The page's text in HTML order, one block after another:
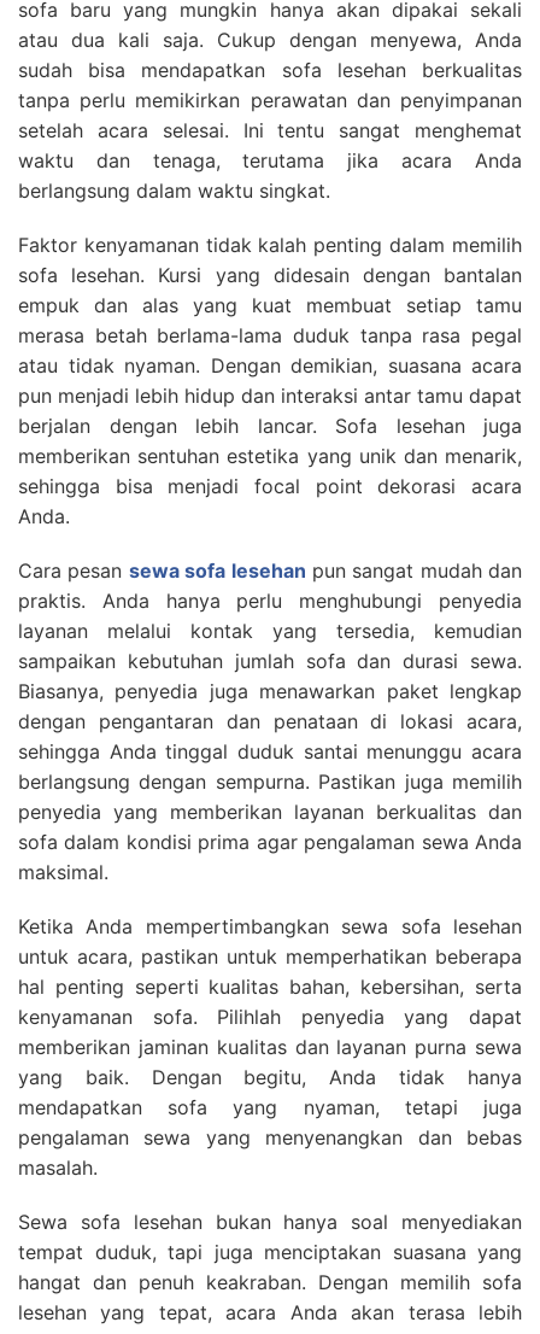
sofa baru yang mungkin hanya akan dipakai sekali
atau dua kali saja. Cukup dengan menyewa, Anda
sudah bisa mendapatkan sofa lesehan berkualitas
tanpa perlu memikirkan perawatan dan penyimpanan
setelah acara selesai. Ini tentu sangat menghemat
waktu dan tenaga, terutama jika acara Anda
berlangsung dalam waktu singkat.
Faktor kenyamanan tidak kalah penting dalam memilih
sofa lesehan. Kursi yang didesain dengan bantalan
empuk dan alas yang kuat membuat setiap tamu
merasa betah berlama-lama duduk tanpa rasa pegal
atau tidak nyaman. Dengan demikian, suasana acara
pun menjadi lebih hidup dan interaksi antar tamu dapat
berjalan dengan lebih lancar. Sofa lesehan juga
memberikan sentuhan estetika yang unik dan menarik,
sehingga bisa menjadi focal point dekorasi acara
Anda.
Cara pesan sewa sofa lesehan pun sangat mudah dan
praktis. Anda hanya perlu menghubungi penyedia
layanan melalui kontak yang tersedia, kemudian
sampaikan kebutuhan jumlah sofa dan durasi sewa.
Biasanya, penyedia juga menawarkan paket lengkap
dengan pengantaran dan penataan di lokasi acara,
sehingga Anda tinggal duduk santai menunggu acara
berlangsung dengan sempurna. Pastikan juga memilih
penyedia yang memberikan layanan berkualitas dan
sofa dalam kondisi prima agar pengalaman sewa Anda
maksimal.
Ketika Anda mempertimbangkan sewa sofa lesehan
untuk acara, pastikan untuk memperhatikan beberapa
hal penting seperti kualitas bahan, kebersihan, serta
kenyamanan sofa. Pilihlah penyedia yang dapat
memberikan jaminan kualitas dan layanan purna sewa
yang baik. Dengan begitu, Anda tidak hanya
mendapatkan sofa yang nyaman, tetapi juga
pengalaman sewa yang menyenangkan dan bebas
masalah.
Sewa sofa lesehan bukan hanya soal menyediakan
tempat duduk, tapi juga menciptakan suasana yang
hangat dan penuh keakraban. Dengan memilih sofa
lesehan yang tepat, acara Anda akan terasa lebih